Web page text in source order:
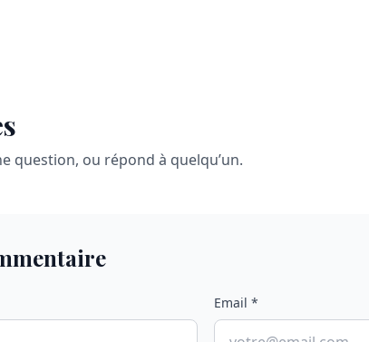
question, ou répond à quelqu’un.
Email *